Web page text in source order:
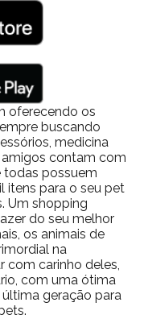
oferecendo os
buscando
medicina
amigos contam com
todas possuem
itens para o seu pet
Um shopping
do seu melhor
os animais de
na
com carinho deles,
com uma ótima
geração para